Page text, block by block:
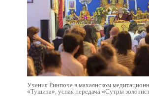
Учения Ринпоче в махаянском
«Тушита», усная передача «Сутры